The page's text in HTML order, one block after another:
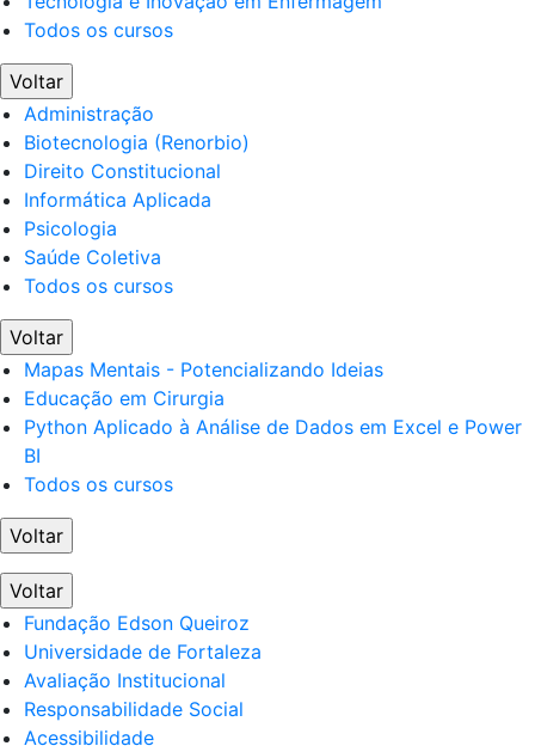
Todos os cursos
Voltar
Administração
Biotecnologia (Renorbio)
Direito Constitucional
Informática Aplicada
Psicologia
Saúde Coletiva
Todos os cursos
Voltar
Mapas Mentais - Potencializando Ideias
Educação em Cirurgia
Python Aplicado à Análise de Dados em Excel e Power
BI
Todos os cursos
Voltar
Voltar
Fundação Edson Queiroz
Universidade de Fortaleza
Avaliação Institucional
Responsabilidade Social
Acessibilidade